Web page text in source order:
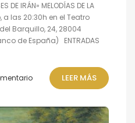
IRÁN» MELODÍAS DE LA
a las 20:30h en el Teatro
Barquillo, 24, 28004
de España) ENTRADAS
LEER MÁS